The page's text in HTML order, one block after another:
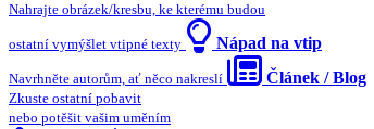
Nahrajte obrázek/kresbu, ke kterému budou
ostatní vymýšlet vtipné texty Nápad na vtip
Navrhněte autorům, ať něco nakreslí Článek / Blog
Zkuste ostatní pobavit
nebo potěšit vašim uměním